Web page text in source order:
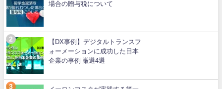
場合の贈与税について
【DX事例】デジタルトランスフ
ォーメーションに成功した日本
企業の事例 厳選4選